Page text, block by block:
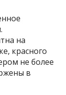
на
красного
не более
в